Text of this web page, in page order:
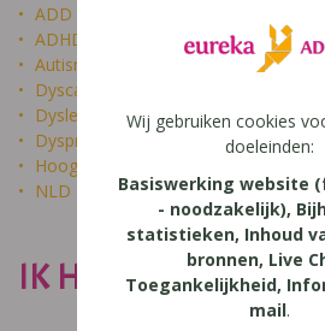
ADD
ADHD
Autisme
Dyscalculie
Dyslexie
Dyspraxie
Hoogbegaafdheid
NLD
IK HEET NIET DOM
Wij gebruiken cookies
doeleinden:
Basiswerking website
- noodzakelijk),
statistieken, Inhoud
bronnen, Live
Toegankelijkheid,
mail.